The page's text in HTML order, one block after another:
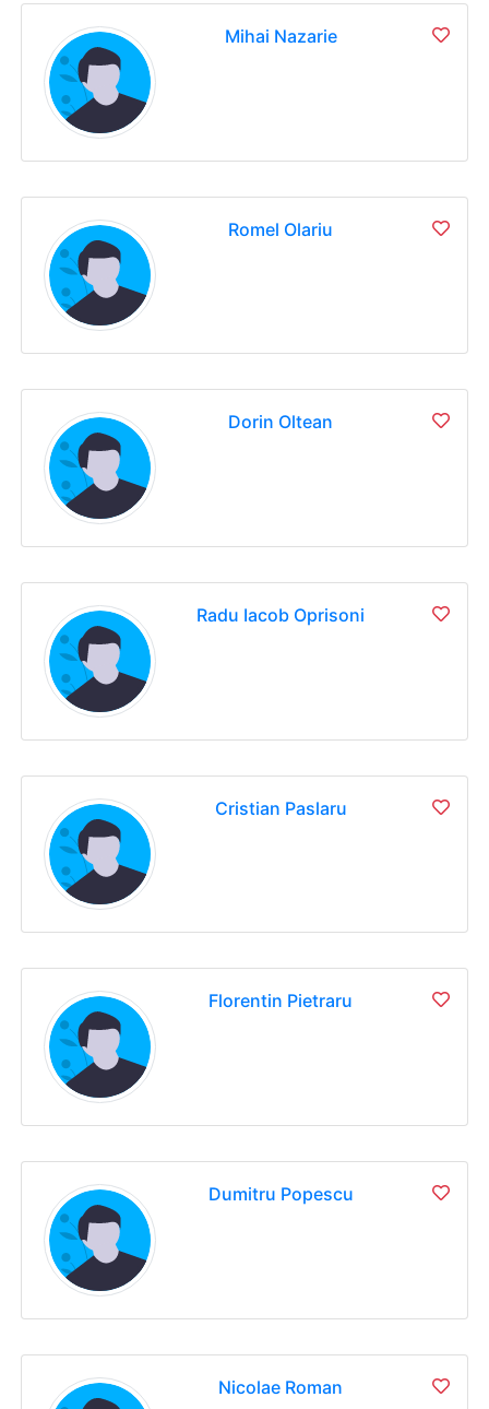
Mihai Nazarie
Romel Olariu
Dorin Oltean
Radu Iacob Oprisoni
Cristian Paslaru
Florentin Pietraru
Dumitru Popescu
Nicolae Roman